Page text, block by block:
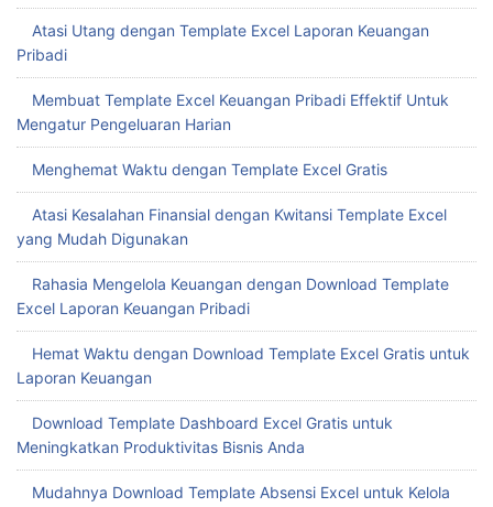
Atasi Utang dengan Template Excel Laporan Keuangan
Pribadi
Membuat Template Excel Keuangan Pribadi Effektif Untuk
Mengatur Pengeluaran Harian
Menghemat Waktu dengan Template Excel Gratis
Atasi Kesalahan Finansial dengan Kwitansi Template Excel
yang Mudah Digunakan
Rahasia Mengelola Keuangan dengan Download Template
Excel Laporan Keuangan Pribadi
Hemat Waktu dengan Download Template Excel Gratis untuk
Laporan Keuangan
Download Template Dashboard Excel Gratis untuk
Meningkatkan Produktivitas Bisnis Anda
Mudahnya Download Template Absensi Excel untuk Kelola